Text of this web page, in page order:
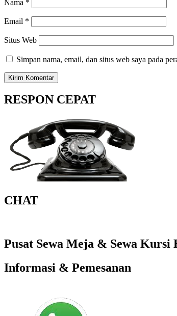
Nama *
Email *
Situs Web
Simpan nama, email, dan situs web saya pada
RESPON CEPAT
CHAT
Pusat Sewa Meja & Sewa Kursi
Informasi & Pemesanan